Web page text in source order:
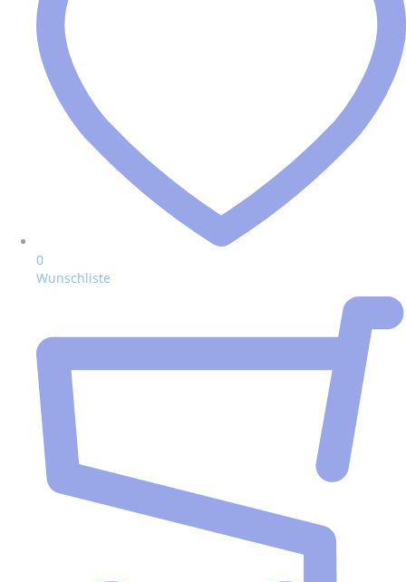
0
Wunschliste